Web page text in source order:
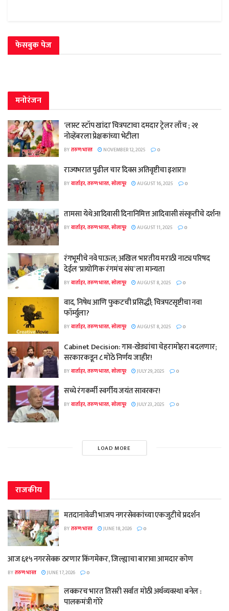
फेसबुक पेज
मनोरंजन
‘लास्ट स्टॉप खांदा’ चित्रपटाचा दमदार ट्रेलर लाँच ; २१
नोव्हेंबरला प्रेक्षकांच्या भेटीला
BYतरुण भारत NOVEMBER 12, 2025 0
राज्यभरात पुढील चार दिवस अतिवृष्टीचा इशारा!
BYवार्ताहर, तरुण भारत, सोलापूर AUGUST 16, 2025 0
तामसा येथे आदिवासी दिनानिमित्त आदिवासी संस्कृतीचे दर्शन!
BYवार्ताहर, तरुण भारत, सोलापूर AUGUST 11, 2025 0
रंगभूमीचे नवे पाऊल; अखिल भारतीय मराठी नाट्य परिषद
देईल ‘प्रायोगिक रंगमंच संघ’ ला मान्यता
BYवार्ताहर, तरुण भारत, सोलापूर AUGUST 8, 2025 0
वाद, निषेध आणि फुकटची प्रसिद्धी; चित्रपटसृष्टीचा नवा
फॉर्म्युला?
BYवार्ताहर, तरुण भारत, सोलापूर AUGUST 8, 2025 0
Cabinet Decision: गाव-खेड्यांचा चेहरामोहरा बदलणार;
सरकारकडून ८ मोठे निर्णय जाहीर!
BYवार्ताहर, तरुण भारत, सोलापूर JULY 29, 2025 0
सच्चे रंगकर्मी स्वर्गीय जयंत सावरकर!
BYवार्ताहर, तरुण भारत, सोलापूर JULY 23, 2025 0
LOAD MORE
राजकीय
मतदानावेळी भाजप नगरसेवकांच्या एकजुटीचे प्रदर्शन
BYतरुण भारत JUNE 18, 2026 0
आज ६१५ नगरसेवक ठरणार किंगमेकर, जिल्ह्याचा बारावा आमदार कोण
BYतरुण भारत JUNE 17, 2026 0
लवकरच भारत तिसरी सर्वात मोठी अर्थव्यवस्था बनेल :
पालकमंत्री गोरे